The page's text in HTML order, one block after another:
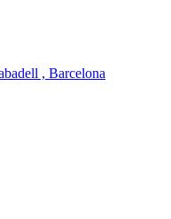
, Barcelona